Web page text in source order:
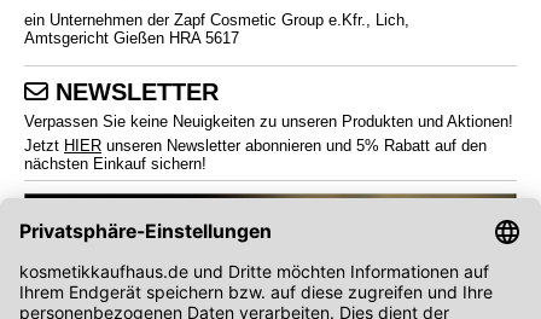
ein Unternehmen der Zapf Cosmetic Group e.Kfr., Lich,
Amtsgericht Gießen HRA 5617
NEWSLETTER
Verpassen Sie keine Neuigkeiten zu unseren Produkten und Aktionen!
Jetzt HIER unseren Newsletter abonnieren und 5% Rabatt auf den
nächsten Einkauf sichern!